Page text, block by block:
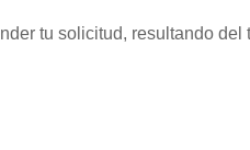
tu solicitud, resultando